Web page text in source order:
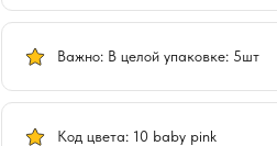
Важно: В целой упаковке: 5шт
Код цвета: 10 baby pink